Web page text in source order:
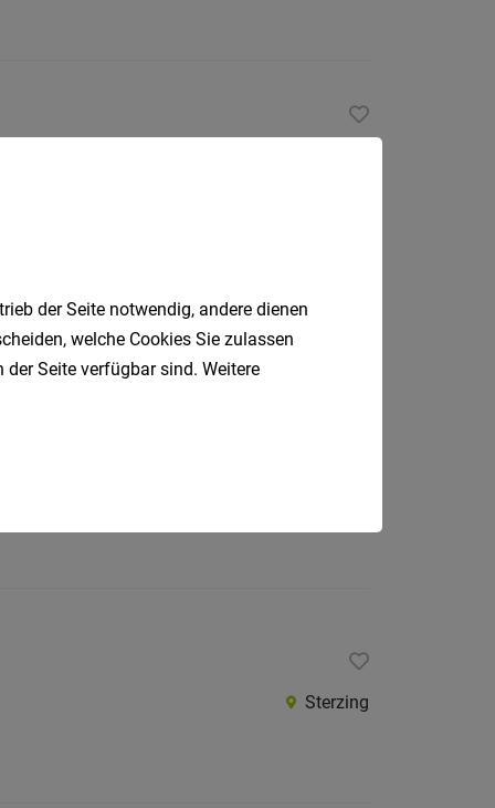
Sterzing
der Seite notwendig, andere dienen
welche Cookies Sie zulassen
Seite verfügbar sind. Weitere